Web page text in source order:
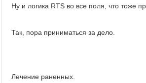
Архив
Ну и логика RTS во все поля, что тоже
Так, пора приниматься за дело.
Лечение раненных.